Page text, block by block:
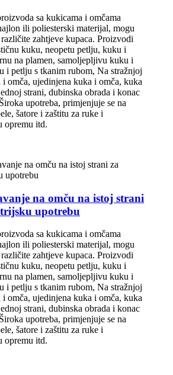
sa kukicama i omčama
ili poliesterski materijal, mogu
zahtjeve kupaca. Proizvodi
kuku, neopetu petlju, kuku i
na plamen, samoljepljivu kuku i
i petlju s tkanim rubom, Na stražnjoj
i omča, ujedinjena kuka i omča, kuka
strani, dubinska obrada i konac
upotreba, primjenjuje se na
šatore i zaštitu za ruke i
opremu itd.
na omču na istoj strani
upotrebu
sa kukicama i omčama
ili poliesterski materijal, mogu
zahtjeve kupaca. Proizvodi
kuku, neopetu petlju, kuku i
na plamen, samoljepljivu kuku i
i petlju s tkanim rubom, Na stražnjoj
i omča, ujedinjena kuka i omča, kuka
strani, dubinska obrada i konac
upotreba, primjenjuje se na
šatore i zaštitu za ruke i
opremu itd.